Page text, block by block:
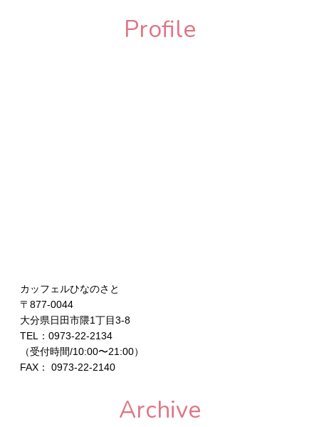
Profile
カッフェルひなのさと
〒877-0044
大分県日田市隈1丁目3-8
TEL：0973-22-2134
（受付時間/10:00〜21:00）
FAX： 0973-22-2140
Archive